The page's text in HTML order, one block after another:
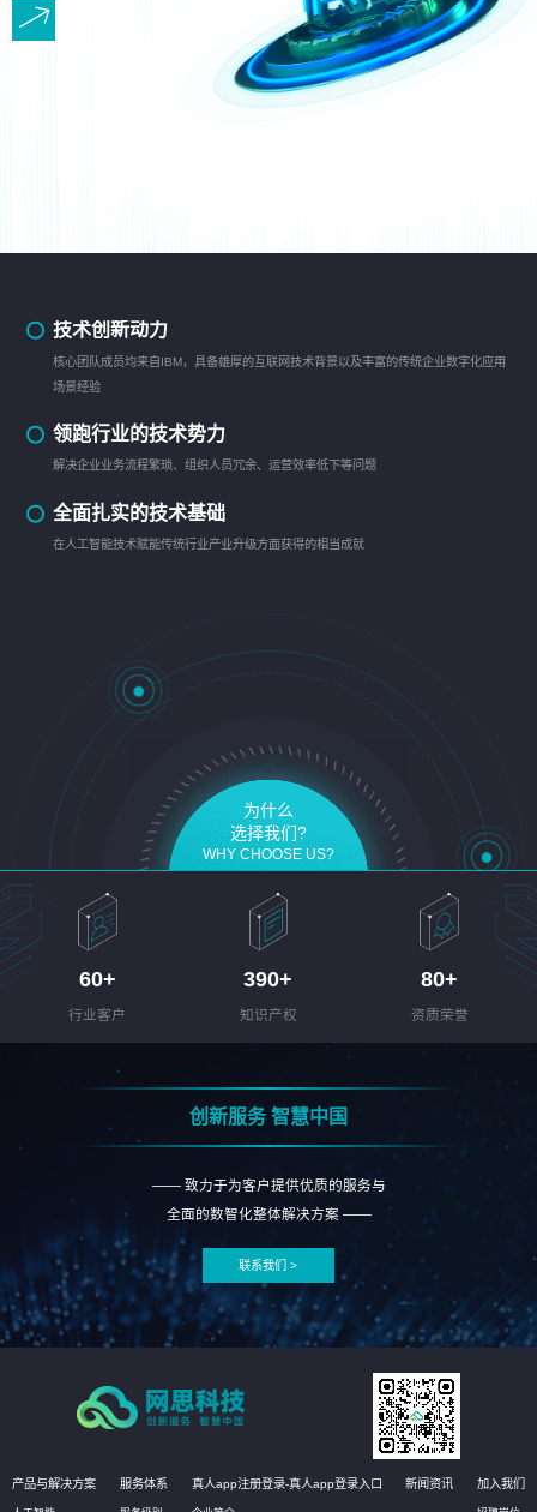
技术创新动力
核心团队成员均来自IBM，具备雄厚的互联网技术背景以及丰富的传统企业数字化应用
场景经验
领跑行业的技术势力
解决企业业务流程繁琐、组织人员冗余、运营效率低下等问题
全面扎实的技术基础
在人工智能技术赋能传统行业产业升级方面获得的相当成就
为什么
选择我们?
WHY CHOOSE US?
60+
行业客户
390+
知识产权
80+
资质荣誉
创新服务 智慧中国
—— 致力于为客户提供优质的服务与
全面的数智化整体解决方案 ——
联系我们 >
产品与解决方案 服务体系 真人app注册登录-真人app登录入口 新闻资讯 加入我们